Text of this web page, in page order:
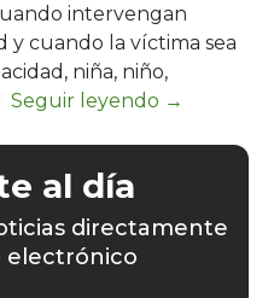
intervengan
y cuando la víctima sea
niña, niño,
al día
directamente
electrónico